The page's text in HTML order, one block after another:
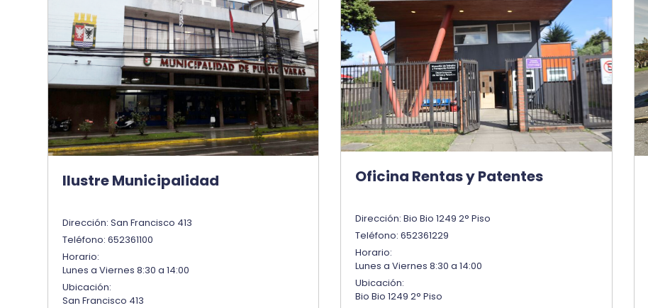
Ilustre Municipalidad
Dirección: San Francisco 413
Teléfono: 652361100
Horario:
Lunes a Viernes 8:30 a 14:00
Ubicación:
San Francisco 413
Oficina Rentas y Patentes
Dirección: Bio Bio 1249 2° Piso
Teléfono: 652361229
Horario:
Lunes a Viernes 8:30 a 14:00
Ubicación:
Bio Bio 1249 2° Piso